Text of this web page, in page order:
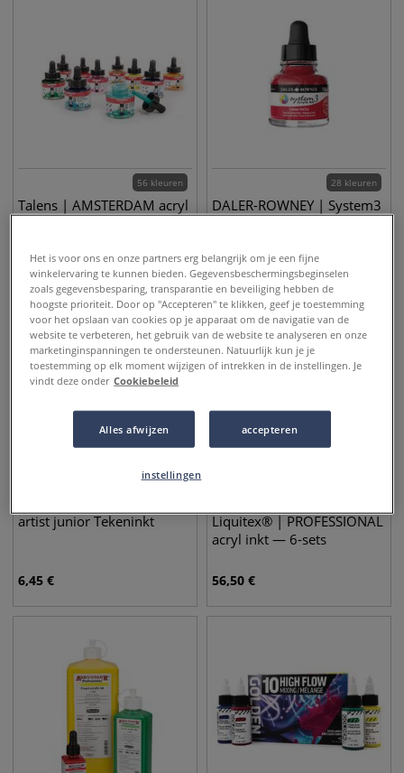
56 kleuren
Talens | AMSTERDAM acryl
vanaf 9,45€
28 kleuren
DALER-ROWNEY | System3
8,45€
artist junior Tekeninkt
6,45 €
Liquitex® | PROFESSIONAL
acryl inkt — 6-sets
56,50 €
Het is voor ons en onze partners erg belangrijk om je een fijne
winkelervaring te kunnen bieden. Gegevensbeschermingsbeginselen
zoals gegevensbesparing, transparantie en beveiliging hebben de
hoogste prioriteit. Door op "Accepteren" te klikken, geef je toestemming
voor het opslaan van cookies op je apparaat om de navigatie van de
website te verbeteren, het gebruik van de website te analyseren en onze
marketinginspanningen te ondersteunen. Natuurlijk kun je je
toestemming op elk moment wijzigen of intrekken in de instellingen. Je
vindt deze onder Cookiebeleid
Alles afwijzen accepteren
instellingen